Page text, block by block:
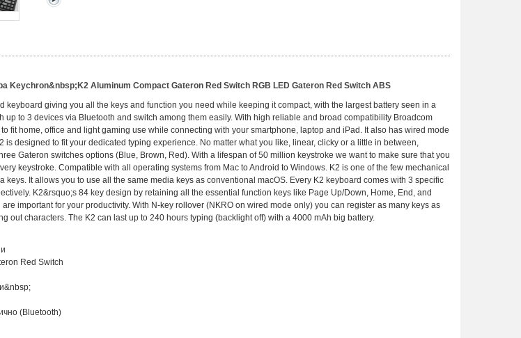
Keychron&nbsp;K2 Aluminum Compact Gateron Red Switch RGB LED Gateron Red Switch ABS
keyboard giving you all the keys and function you need while keeping it compact, with the largest battery seen in a
up to 3 devices via Bluetooth and switch among them easily. With high reliable and broad compatibility Broadcom
fit home, office and light gaming use while connecting with your smartphone, laptop and iPad. It also has wired mode
is designed to fit your dedicated typing experience. No matter what you like, linear, clicky or a little in between,
Gateron switches options (Blue, Brown, Red). With a lifespan of 50 million keystroke we want to make sure that you
keystroke. Compatible with all operating systems from Mac to Android to Windows. K2 is one of the few mechanical
keys. It allows you to use all the same media keys as conventional macOS. Every K2 keyboard comes with 3 specific
K2&rsquo;s 84 key design by retaining all the essential function keys like Page Up/Down, Home, End, and
important for your productivity. With N-key rollover (NKRO on wired mode only) you can register as many keys as
out characters. The K2 can last up to 240 hours typing (backlight off) with a 4000 mAh big battery.
Red Switch
(Bluetooth)